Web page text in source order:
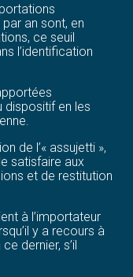
an sont, en
ce seuil
l’identification
dispositif en les
de l’« assujetti »,
satisfaire aux
et de restitution
à l’importateur
y a recours à
dernier, s’il